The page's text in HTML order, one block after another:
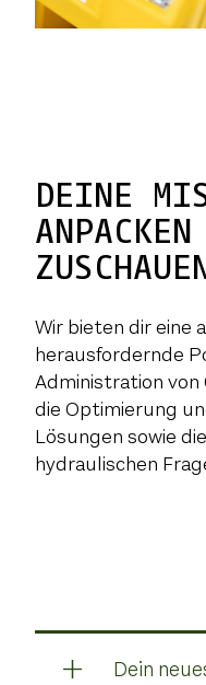
DEINE
ZUSCHAUEN
Wir bieten dir eine
herausfordernde
Administration
die Optimierung
Lösungen sowie
hydraulischen
Dein